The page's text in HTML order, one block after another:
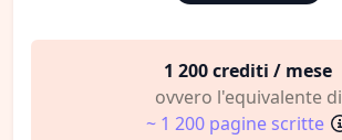
1 200 crediti / mese
ovvero l'equivalente di
~ 1 200 pagine scritte